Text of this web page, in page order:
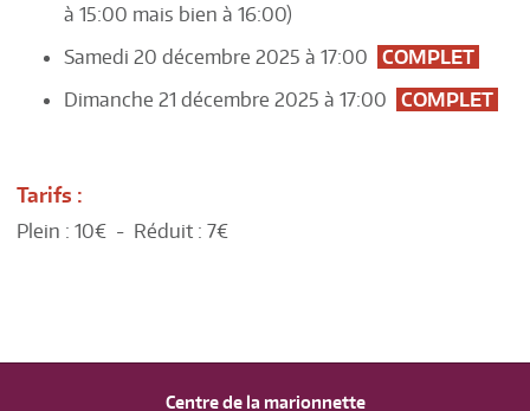
à 15:00 mais bien à 16:00)
Samedi 20 décembre 2025 à 17:00
COMPLET
Dimanche 21 décembre 2025 à 17:00
COMPLET
Tarifs :
Plein : 10€ - Réduit : 7€
Centre de la marionnette